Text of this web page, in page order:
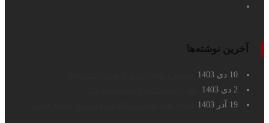
آخرین نوشته‌ها
10 دی 1403
2 دی 1403
19 آذر 1403